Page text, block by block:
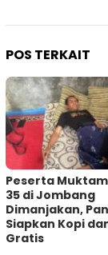
POS TERKAIT
Peserta
35 di Jombang
Dimanjakan,
Siapkan Kopi
Gratis